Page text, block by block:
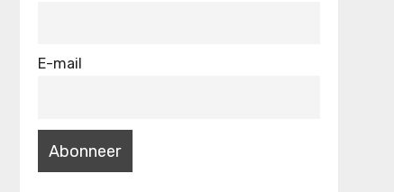
E-mail